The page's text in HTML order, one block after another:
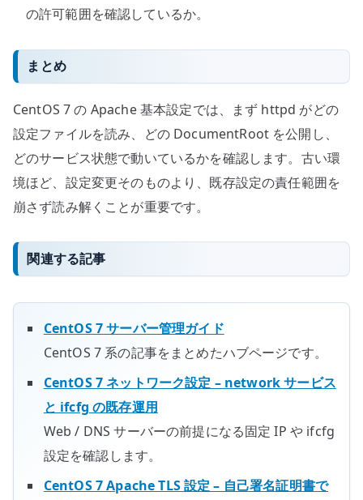
の許可範囲を確認しているか。
まとめ
CentOS 7 の Apache 基本設定では、まず httpd がどの
設定ファイルを読み、どの DocumentRoot を公開し、
どのサービス状態で動いているかを確認します。古い環
境ほど、設定変更そのものより、既存設定の責任範囲を
崩さず読み解くことが重要です。
関連する記事
CentOS 7 サーバー管理ガイド
CentOS 7 系の記事をまとめたハブページです。
CentOS 7 ネットワーク設定 – network サービス
と ifcfg の既存運用
Web / DNS サーバーの前提になる固定 IP や ifcfg
設定を確認します。
CentOS 7 Apache TLS 設定 – 自己署名証明書で